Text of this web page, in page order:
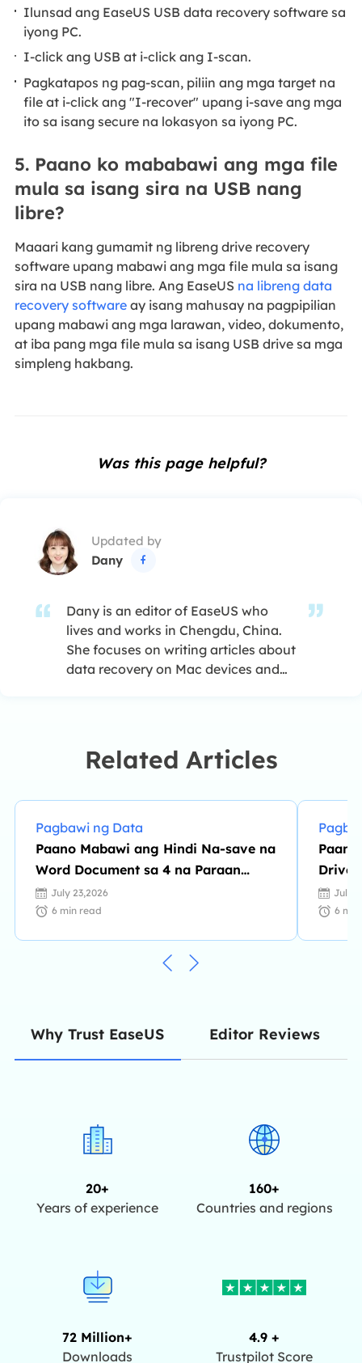
Ilunsad ang EaseUS USB data recovery software sa
iyong PC.
I-click ang USB at i-click ang I-scan.
Pagkatapos ng pag-scan, piliin ang mga target na
file at i-click ang "I-recover" upang i-save ang mga
ito sa isang secure na lokasyon sa iyong PC.
5. Paano ko mababawi ang mga file
mula sa isang sira na USB nang
libre?
Maaari kang gumamit ng libreng drive recovery
software upang mabawi ang mga file mula sa isang
sira na USB nang libre. Ang EaseUS na libreng data
recovery softwareay isang mahusay na pagpipilian
upang mabawi ang mga larawan, video, dokumento,
at iba pang mga file mula sa isang USB drive sa mga
simpleng hakbang.
Was this page helpful?
Updated by
Dany

Dany is an editor of EaseUS who
lives and works in Chengdu, China.
She focuses on writing articles about
data recovery on Mac devices and
enjoys reading detective novels in
her spare time. …
Related Articles
Pagbawi ng Data
Paano Mabawi ang Hindi Na-save na
Word Document sa 4 na Paraan
[2026 Update]
July 23,2026
6 min read
Drive
July
6
Why Trust EaseUS Editor Reviews
20+
Years of experience
160+
Countries and regions
72 Million+
Downloads
4.9 +
Trustpilot Score